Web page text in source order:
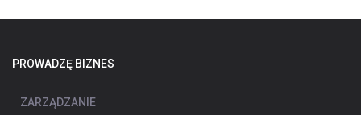
PROWADZĘ BIZNES
ZARZĄDZANIE